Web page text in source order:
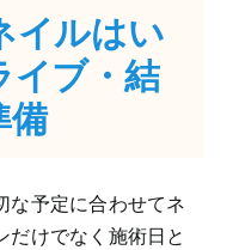
イルはい
イブ・結
備
な予定に合わせてネ
だけでなく施術日と